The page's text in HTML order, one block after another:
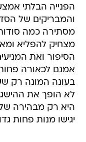
הפנייה הבלתי
והמבריקים של
מסתירה כמה
מצחיק להפליא
הסיפור ואת
אמנם לכאורה
בעונה המונה רק
לא הופך את
היא רק מבהירה
יגישו מנות פחות